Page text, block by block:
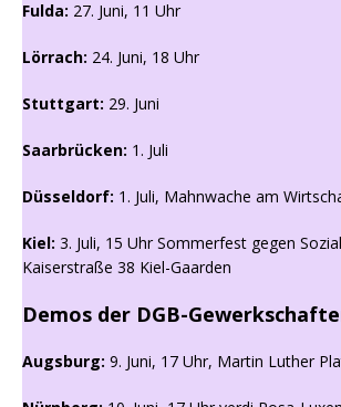
Fulda: 27. Juni, 11 Uhr
Lörrach: 24. Juni, 18 Uhr
Stuttgart: 29. Juni
Saarbrücken: 1. Juli
Düsseldorf: 1. Juli, Mahnwache am
Kiel: 3. Juli, 15 Uhr Sommerfest gegen
Kaiserstraße 38 Kiel-Gaarden
Demos der DGB-
Augsburg: 9. Juni, 17 Uhr, Martin Luther